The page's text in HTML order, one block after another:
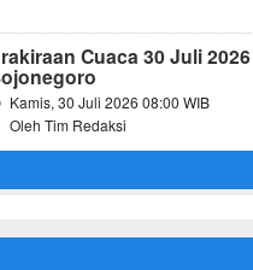
Cuaca 30 Juli
Kamis, 30 Juli 2026 08:00 WIB
Oleh Tim Redaksi